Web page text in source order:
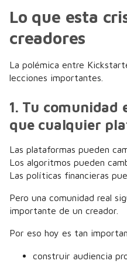
Lo que esta
creadores
La polémica entre
lecciones importantes.
1. Tu
que cualquier
Las plataformas pueden
Los algoritmos pueden
Las políticas financieras
Pero una comunidad real
importante de un creador.
Por eso hoy es tan
construir audiencia